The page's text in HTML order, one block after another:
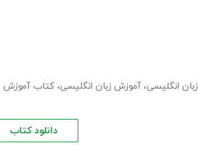
زبان انگلیسی، آموزش زبان انگلیسی، کتاب آموزش
دانلود کتاب